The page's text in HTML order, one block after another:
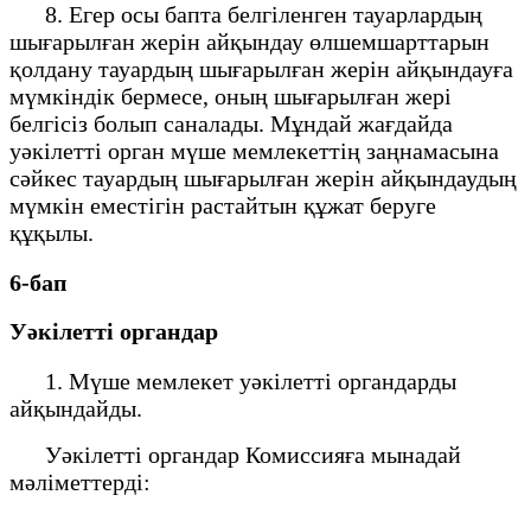
8. Егер осы бапта белгіленген тауарлардың
шығарылған жерін айқындау өлшемшарттарын
қолдану тауардың шығарылған жерін айқындауға
мүмкіндік бермесе, оның шығарылған жері
белгісіз болып саналады. Мұндай жағдайда
уәкілетті орган мүше мемлекеттің заңнамасына
сәйкес тауардың шығарылған жерін айқындаудың
мүмкін еместігін растайтын құжат беруге
құқылы.
6-бап
Уәкілетті органдар
1. Мүше мемлекет уәкілетті органдарды
айқындайды.
Уәкілетті органдар Комиссияға мынадай
мәліметтерді: